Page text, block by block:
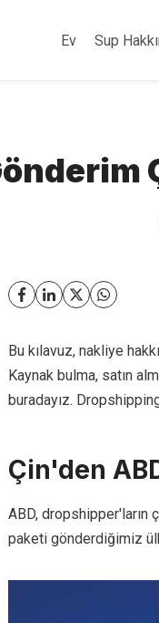
Ev Sup
Bu kılavuz, nakliye
Kaynak bulma, satın
buradayız.
Çin'den
ABD,
paketi gönderdiğimiz